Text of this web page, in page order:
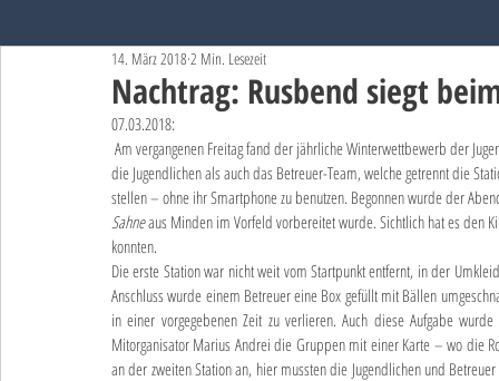
Nachtrag: Rusbend siegt
14. März 2018 2 Min. Lesezeit
07.03.2018:
die Jugendlichen als auch das Betreuer-Team, welche getrennt die
stellen – ohne ihr Smartphone zu benutzen. Begonnen wurde der
Sahne aus Minden im Vorfeld vorbereitet wurde. Sichtlich hat es den
konnten.
Die erste Station war nicht weit vom Startpunkt entfernt, in der
Anschluss wurde einem Betreuer eine Box gefüllt mit Bällen
in einer vorgegebenen Zeit zu verlieren. Auch diese Aufgabe
Mitorganisator Marius Andrei die Gruppen mit einer Karte – wo die
an der zweiten Station an, hier mussten die Jugendlichen und